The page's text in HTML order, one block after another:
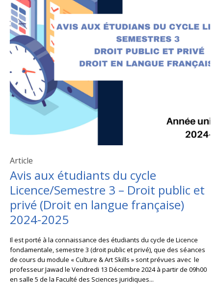
Article
Avis aux étudiants du cycle
Licence/Semestre 3 – Droit public et
privé (Droit en langue française)
2024-2025
Il est porté à la connaissance des étudiants du cycle de Licence
fondamentale, semestre 3 (droit public et privé), que des séances
de cours du module « Culture & Art Skills » sont prévues avec le
professeur Jawad le Vendredi 13 Décembre 2024 à partir de 09h00
en salle 5 de la Faculté des Sciences juridiques...